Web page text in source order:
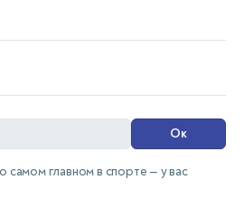
Ок
самом главном в спорте — у вас